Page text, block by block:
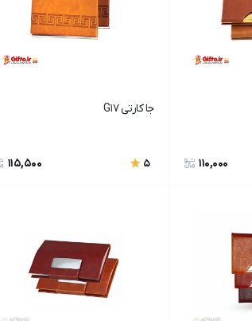
110,000
جا کارتی G17
5
115,500